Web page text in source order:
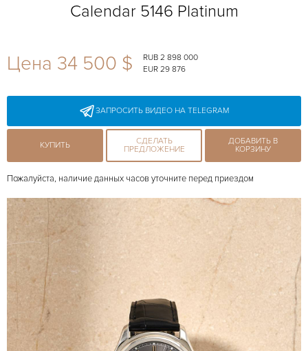
27-44
Calendar 5146 Platinum
Цена 34 500 $
RUB 2 898 000
EUR 29 876
ЗАПРОСИТЬ ВИДЕО НА TELEGRAM
КУПИТЬ
СДЕЛАТЬ
ПРЕДЛОЖЕНИЕ
ДОБАВИТЬ В
КОРЗИНУ
Пожалуйста, наличие данных часов уточните перед приездом